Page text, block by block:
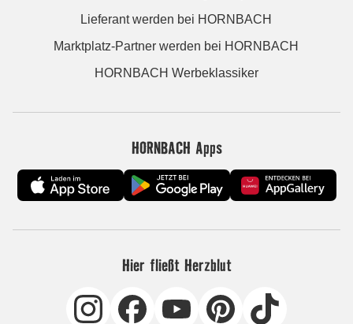
Lieferant werden bei HORNBACH
Marktplatz-Partner werden bei HORNBACH
HORNBACH Werbeklassiker
HORNBACH Apps
Hier fließt Herzblut